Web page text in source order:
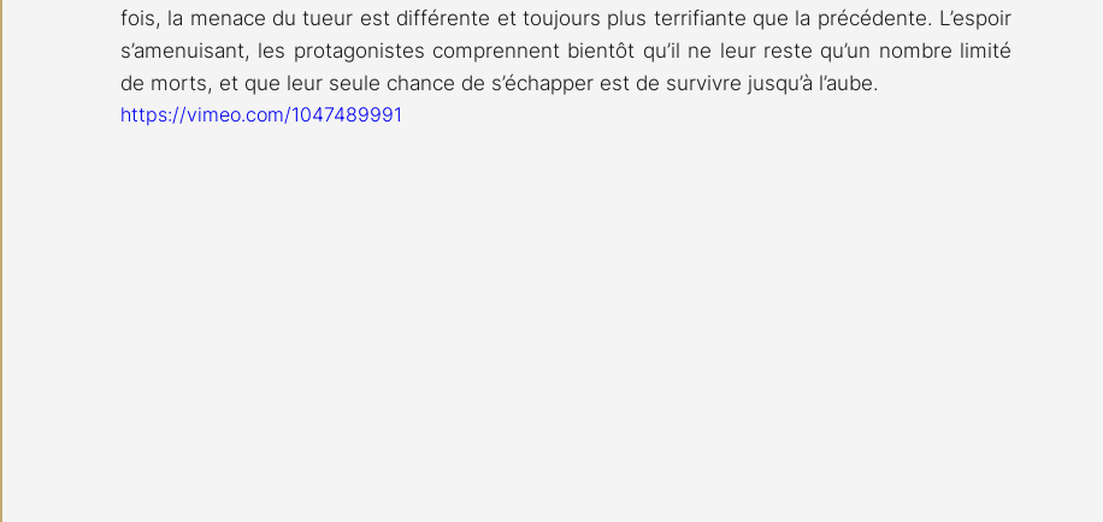
fois, la menace du tueur est différente et toujours plus terrifiante que la précédente. L’espoir
s’amenuisant, les protagonistes comprennent bientôt qu’il ne leur reste qu’un nombre limité
de morts, et que leur seule chance de s’échapper est de survivre jusqu’à l’aube.
https://vimeo.com/1047489991